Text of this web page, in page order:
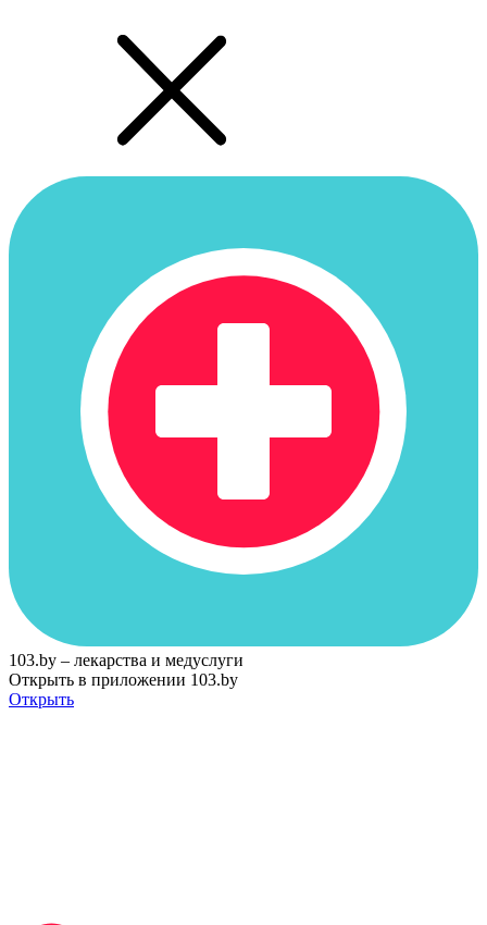
103.by – лекарства и медуслуги
Открыть в приложении 103.by
Открыть